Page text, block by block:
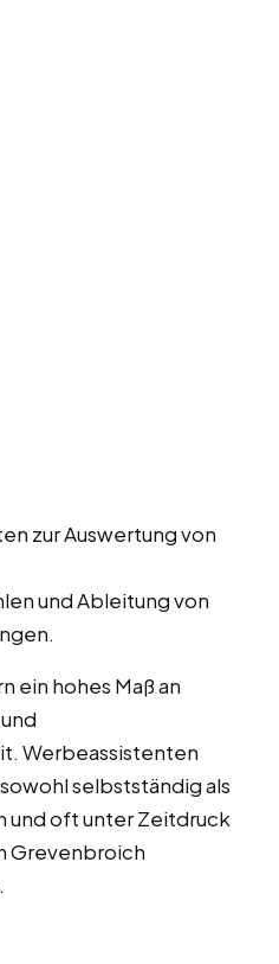
zur Auswertung von
und Ableitung von
ein hohes Maß an
Werbeassistenten
selbstständig als
und oft unter Zeitdruck
Grevenbroich